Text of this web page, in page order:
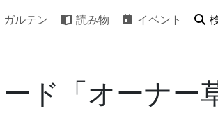
ガルテン 読み物 イベント
ド「オーナー